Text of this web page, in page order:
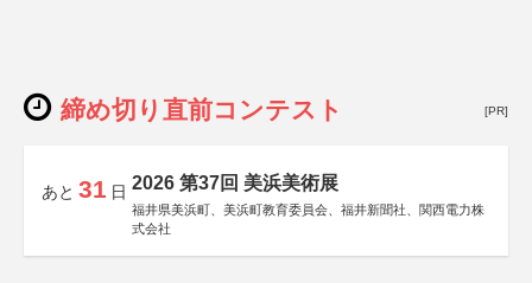
締め切り直前コンテスト [PR]
あと 31 日 2026 第37回 美浜美術展
福井県美浜町、美浜町教育委員会、福井新聞社、関西電力株
式会社